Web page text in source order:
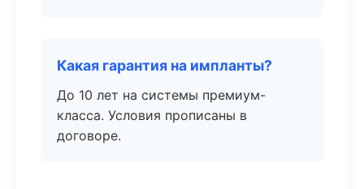
Какая гарантия на импланты?
До 10 лет на системы премиум-
класса. Условия прописаны в
договоре.